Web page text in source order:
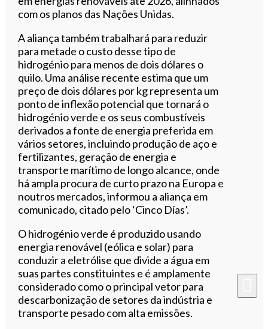
com os planos das Nações Unidas.
A aliança também trabalhará para reduzir
para metade o custo desse tipo de
hidrogénio para menos de dois dólares o
quilo. Uma análise recente estima que um
preço de dois dólares por kg representa um
ponto de inflexão potencial que tornará o
hidrogénio verde e os seus combustíveis
derivados a fonte de energia preferida em
vários setores, incluindo produção de aço e
fertilizantes, geração de energia e
transporte marítimo de longo alcance, onde
há ampla procura de curto prazo na Europa e
noutros mercados, informou a aliança em
comunicado, citado pelo ‘Cinco Días’.
O hidrogénio verde é produzido usando
energia renovável (eólica e solar) para
conduzir a eletrólise que divide a água em
suas partes constituintes e é amplamente
considerado como o principal vetor para
descarbonização de setores da indústria e
transporte pesado com alta emissões.